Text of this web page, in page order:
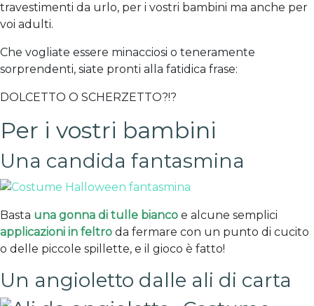
travestimenti da urlo, per i vostri bambini ma anche per
voi adulti.
Che vogliate essere minacciosi o teneramente
sorprendenti, siate pronti alla fatidica frase:
DOLCETTO O SCHERZETTO?!?
Per i vostri bambini
Una candida fantasmina
Basta una gonna di tulle bianco e alcune semplici
applicazioni in feltro da fermare con un punto di cucito
o delle piccole spillette, e il gioco è fatto!
Un angioletto dalle ali di carta